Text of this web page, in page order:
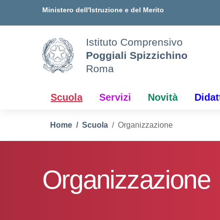
Ministero dell'Istruzione e del Merito
Istituto Comprensivo
Poggiali Spizzichino
Roma
Scuola Servizi Novità
Home Scuola Organizzazione
Organizzazione